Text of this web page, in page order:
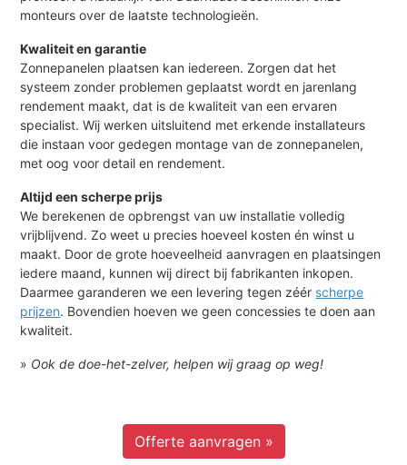
monteurs over de laatste technologieën.
Kwaliteit en garantie
Zonnepanelen plaatsen kan iedereen. Zorgen dat het
systeem zonder problemen geplaatst wordt en jarenlang
rendement maakt, dat is de kwaliteit van een ervaren
specialist. Wij werken uitsluitend met erkende installateurs
die instaan voor gedegen montage van de zonnepanelen,
met oog voor detail en rendement.
Altijd een scherpe prijs
We berekenen de opbrengst van uw installatie volledig
vrijblijvend. Zo weet u precies hoeveel kosten én winst u
maakt. Door de grote hoeveelheid aanvragen en plaatsingen
iedere maand, kunnen wij direct bij fabrikanten inkopen.
Daarmee garanderen we een levering tegen zéér scherpe
prijzen. Bovendien hoeven we geen concessies te doen aan
kwaliteit.
» Ook de doe-het-zelver, helpen wij graag op weg!
Offerte aanvragen »